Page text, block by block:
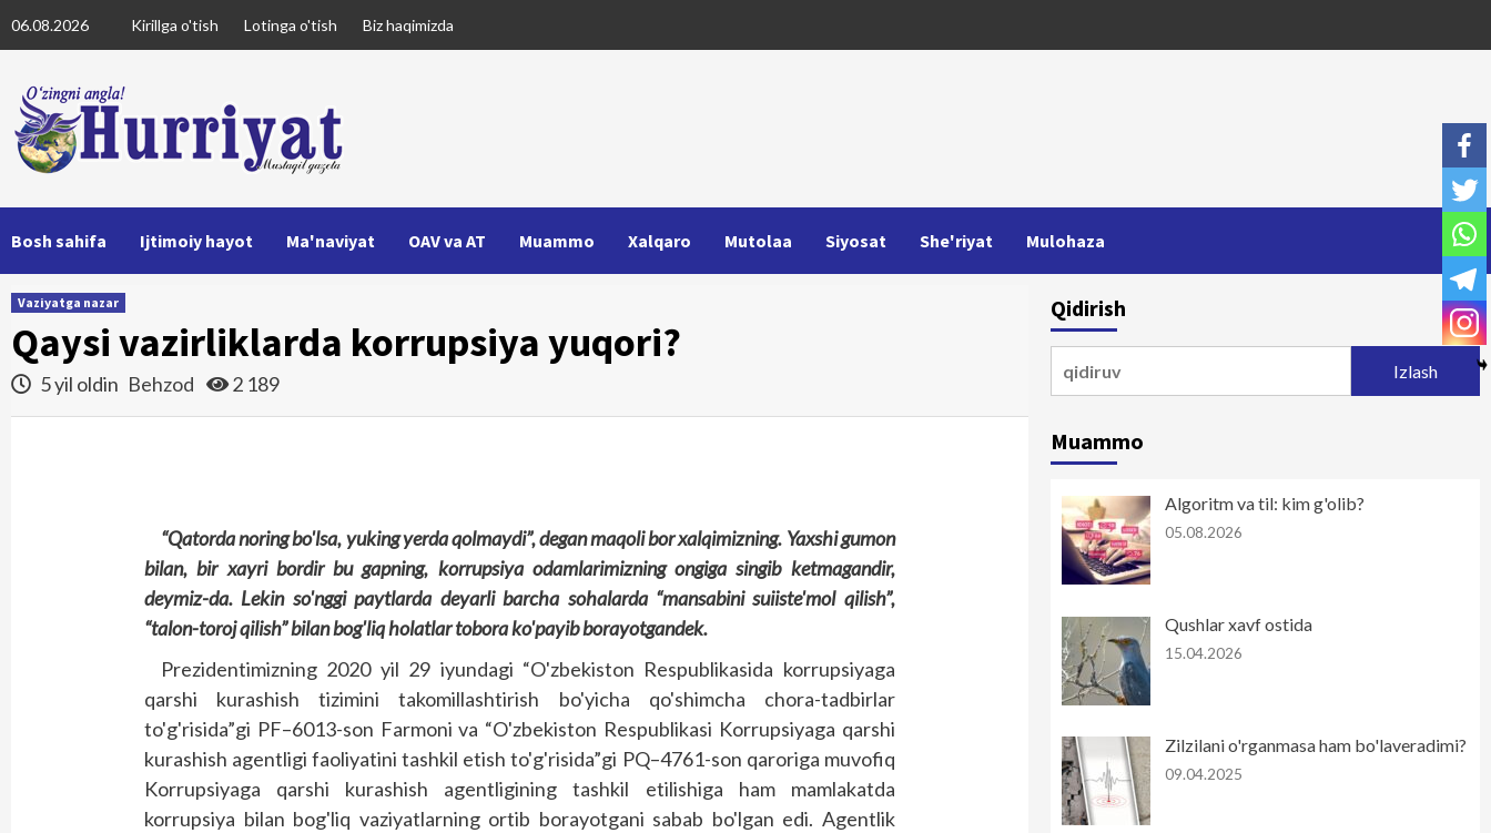
to
06.08.2026 Kirillga o'tish Lotinga o'tish Biz haqimizda
Bosh sahifa Ijtimoiy hayot Ma'naviyat OAV va AT Muammo Xalqaro Mutolaa Siyosat She'riyat Mulohaza
Vaziyatga nazar
Qaysi vazirliklarda korrupsiya yuqori?
5 yil oldin Behzod 2 189
“Qatorda noring bo'lsa, yuking yerda qolmaydi”, degan maqoli bor xalqimizning. Yaxshi gumon
bilan, bir xayri bordir bu gapning, korrupsiya odamlarimizning ongiga singib ketmagandir,
deymiz-da. Lekin so'nggi paytlarda deyarli barcha sohalarda “mansabini suiiste'mol qilish”,
“talon-toroj qilish” bilan bog'liq holatlar tobora ko'payib borayotgandek.
Prezidentimizning 2020 yil 29 iyundagi “O'zbekiston Respublikasida korrupsiyaga
qarshi kurashish tizimini takomillashtirish bo'yicha qo'shimcha chora-tadbirlar
to'g'risida”gi PF–6013-son Farmoni va “O'zbekiston Respublikasi Korrup­siyaga qarshi
kurashish agentligi faoliyatini tashkil etish to'g'risida”gi PQ–4761-son qaroriga muvofiq
Korrupsiyaga qarshi kurashish agentligining tashkil etilishiga ham mamlakatda
korrupsiya bilan bog'liq vaziyatlarning ortib borayotgani sabab bo'lgan edi. Agentlik
Qidirish
Muammo
Algoritm va til: kim g'olib?
05.08.2026
Qushlar xavf ostida
15.04.2026
Zilzilani o'rganmasa ham bo'laveradimi?
09.04.2025